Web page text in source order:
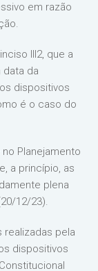
em razão
III2, que a
data da
dispositivos
é o caso do
Planejamento
a princípio, as
plena
12/23).
realizadas pela
dispositivos